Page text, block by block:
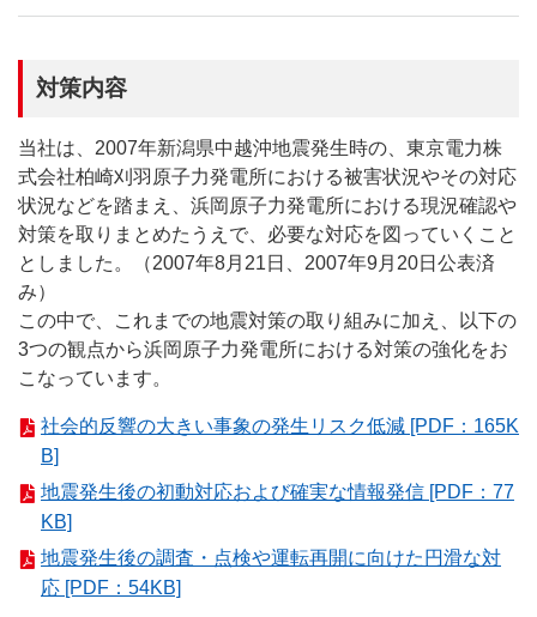
対策内容
当社は、2007年新潟県中越沖地震発生時の、東京電力株
式会社柏崎刈羽原子力発電所における被害状況やその対応
状況などを踏まえ、浜岡原子力発電所における現況確認や
対策を取りまとめたうえで、必要な対応を図っていくこと
としました。（2007年8月21日、2007年9月20日公表済
み）
この中で、これまでの地震対策の取り組みに加え、以下の
3つの観点から浜岡原子力発電所における対策の強化をお
こなっています。
社会的反響の大きい事象の発生リスク低減 [PDF：165K
B]
地震発生後の初動対応および確実な情報発信 [PDF：77
KB]
地震発生後の調査・点検や運転再開に向けた円滑な対
応 [PDF：54KB]